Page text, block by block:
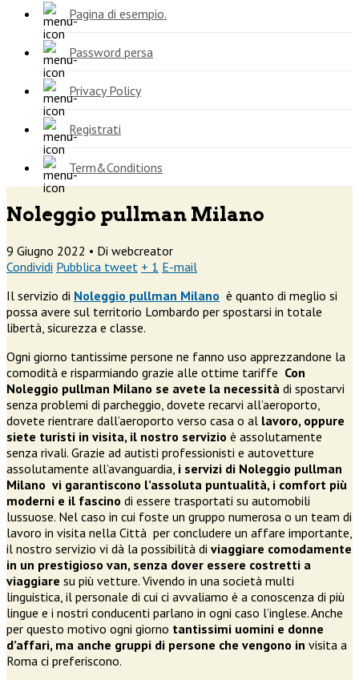
Pagina di esempio.
Password persa
Privacy Policy
Registrati
Term&Conditions
Noleggio pullman Milano
9 Giugno 2022 • Di webcreator
Condividi Pubblica tweet + 1 E-mail
Il servizio di Noleggio pullman Milano è quanto di meglio si
possa avere sul territorio Lombardo per spostarsi in totale
libertà, sicurezza e classe.
Ogni giorno tantissime persone ne fanno uso apprezzandone la
comodità e risparmiando grazie alle ottime tariffe Con
Noleggio pullman Milano se avete la necessità di spostarvi
senza problemi di parcheggio, dovete recarvi all’aeroporto,
dovete rientrare dall’aeroporto verso casa o al lavoro, oppure
siete turisti in visita, il nostro servizio è assolutamente
senza rivali. Grazie ad autisti professionisti e autovetture
assolutamente all’avanguardia, i servizi di Noleggio pullman
Milano vi garantiscono l’assoluta puntualità, i comfort più
moderni e il fascino di essere trasportati su automobili
lussuose. Nel caso in cui foste un gruppo numerosa o un team di
lavoro in visita nella Città per concludere un affare importante,
il nostro servizio vi dà la possibilità di viaggiare comodamente
in un prestigioso van, senza dover essere costretti a
viaggiare su più vetture. Vivendo in una società multi
linguistica, il personale di cui ci avvaliamo è a conoscenza di più
lingue e i nostri conducenti parlano in ogni caso l’inglese. Anche
per questo motivo ogni giorno tantissimi uomini e donne
d’affari, ma anche gruppi di persone che vengono in visita a
Roma ci preferiscono.